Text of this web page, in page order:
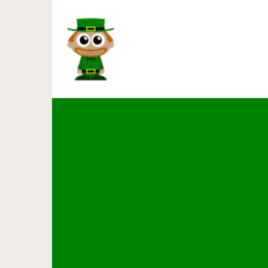
30 завораживающих фото,